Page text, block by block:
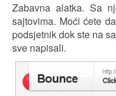
Zabavna alatka. Sa
sajtovima. Moći ćete
podsjetnik dok ste na
sve napisali.